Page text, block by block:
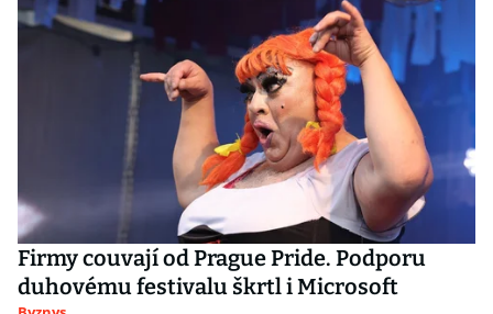
Firmy couvají od Prague Pride. Podporu
duhovému festivalu škrtl i Microsoft